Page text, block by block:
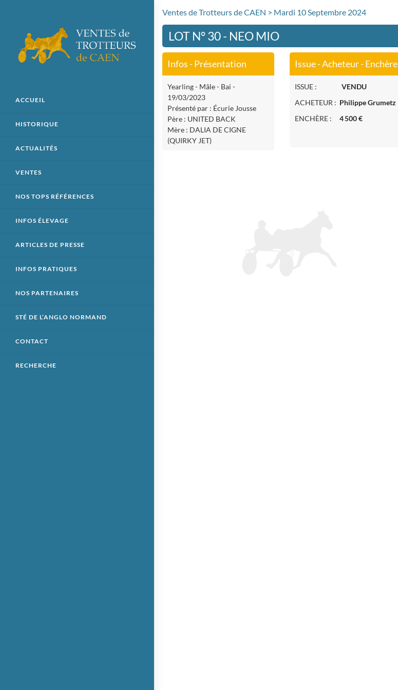
ACCUEIL
HISTORIQUE
ACTUALITÉS
VENTES
NOS TOPS RÉFÉRENCES
INFOS ÉLEVAGE
ARTICLES DE PRESSE
INFOS PRATIQUES
NOS PARTENAIRES
STÉ DE L’ANGLO NORMAND
CONTACT
RECHERCHE
Ventes de Trotteurs de CAEN > Mardi 10 Septembre 2024
LOT N° 30 - NEO MIO
Infos - Présentation
Yearling - Mâle - Bai -
19/03/2023
Présenté par : Écurie Jousse
Père : UNITED BACK
Mère : DALIA DE CIGNE
(QUIRKY JET)
Issue - Acheteur - Enchère
ISSUE : VENDU
ACHETEUR : Philippe Grumetz
ENCHÈRE : 4 500 €